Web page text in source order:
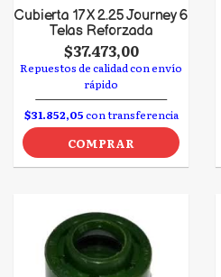
Cubierta 17 X 2.25 Journey 6
Telas Reforzada
$37.473,00
Repuestos de calidad con envío
rápido
$31.852,05con transferencia
COMPRAR